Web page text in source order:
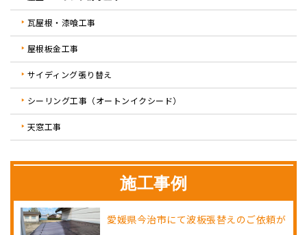
瓦屋根・漆喰工事
屋根板金工事
サイディング張り替え
シーリング工事（オートンイクシード）
天窓工事
施工事例
愛媛県今治市にて波板張替えのご依頼が